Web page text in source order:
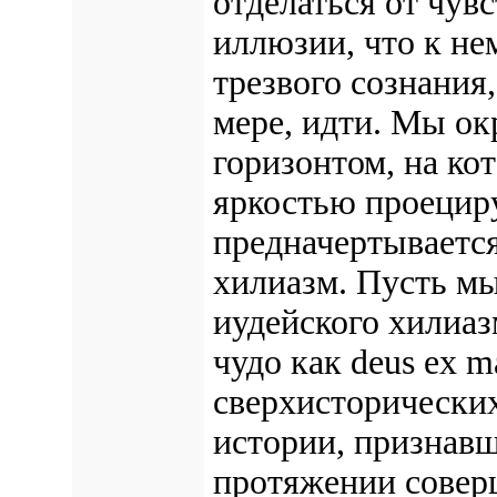
иллюзии, что к
трезвого
мере, идти. Мы
горизонтом, на
яркостью
хилиазм. Пусть
иудейского
чудо как deus ex
истории,
протяжении